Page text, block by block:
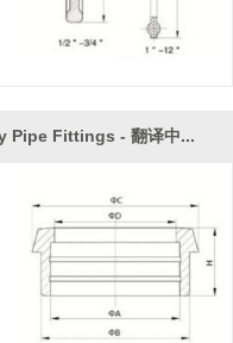
Pipe Fittings - 翻译中...